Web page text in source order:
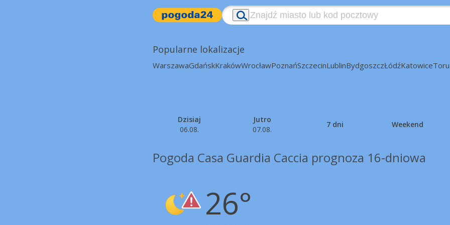
Popularne lokalizacje
WarszawaGdańskKrakówWrocławPoznańSzczecinLublinBydgoszczŁódźKatowice
Dzisiaj
06.08.
Jutro
07.08.
7 dni Weekend
Pogoda Casa Guardia Caccia prognoza 16-dniowa
26°